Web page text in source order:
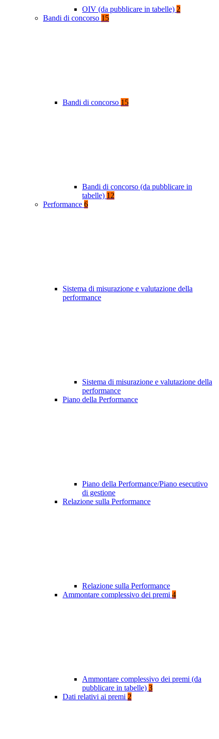
OIV (da pubblicare in tabelle) 2
Bandi di concorso 15
Bandi di concorso 15
Bandi di concorso (da pubblicare in
tabelle) 12
Performance 6
Sistema di misurazione e valutazione della
performance
Sistema di misurazione e valutazione della
performance
Piano della Performance
Piano della Performance/Piano esecutivo
di gestione
Relazione sulla Performance
Relazione sulla Performance
Ammontare complessivo dei premi 4
Ammontare complessivo dei premi (da
pubblicare in tabelle) 3
Dati relativi ai premi 2